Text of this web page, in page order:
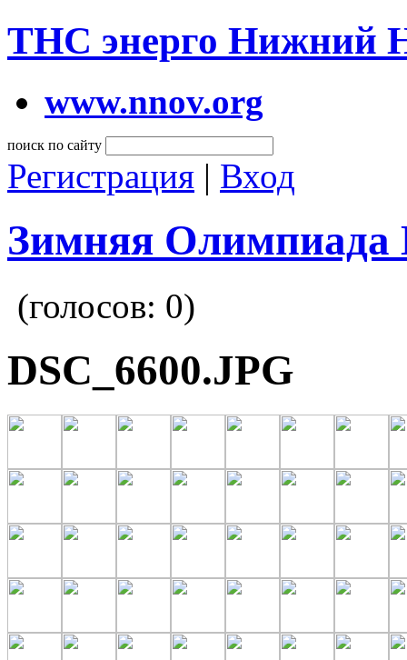
ТНС энерго Нижний
www.nnov.org
поиск по сайту
Регистрация | Вход
Зимняя Олимпиада
(голосов: 0)
DSC_6600.JPG